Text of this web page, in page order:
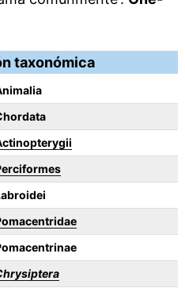
taxonómica